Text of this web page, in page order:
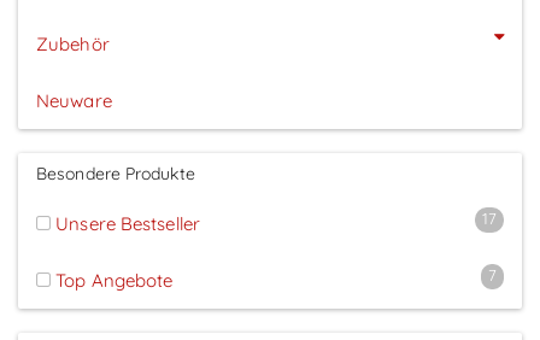
Zubehör
Neuware
Besondere Produkte
17
Unsere Bestseller
7
Top Angebote